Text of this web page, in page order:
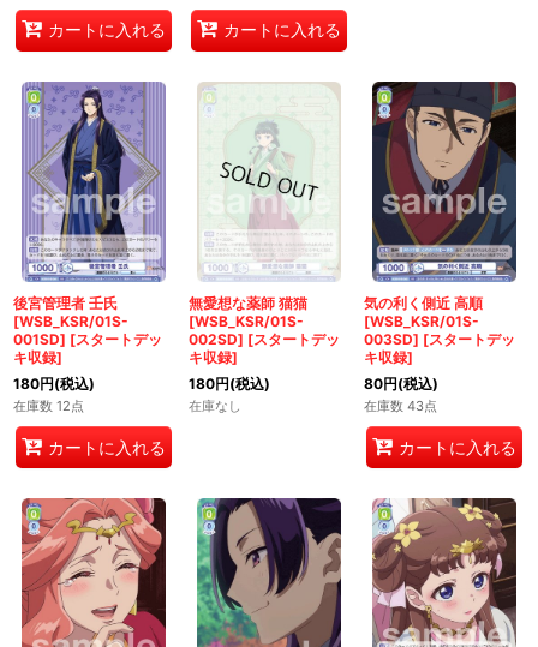
カートに入れる カートに入れる
後宮管理者 壬氏
[WSB_KSR/01S-
001SD] [スタートデッ
キ収録]
180円(税込)
在庫数 12点
カートに入れる
無愛想な薬師 猫猫
[WSB_KSR/01S-
002SD] [スタートデッ
キ収録]
180円(税込)
在庫なし
気の利く側近 高順
[WSB_KSR/01S-
003SD] [スタートデッ
キ収録]
80円(税込)
在庫数 43点
カートに入れる